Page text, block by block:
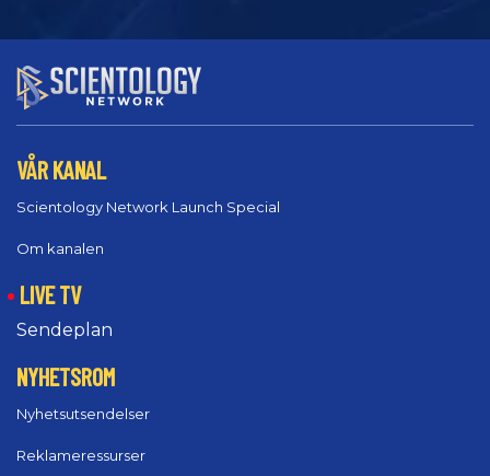
VÅR KANAL
Scientology Network Launch Special
Om kanalen
LIVE TV
Sendeplan
NYHETSROM
Nyhetsutsendelser
Reklameressurser